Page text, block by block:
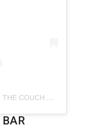
Uma publicação compartilhada por THE COUCH SPORTS BAR (@thecouch.sportsbar)
BAR